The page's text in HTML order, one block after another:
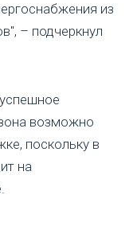
из
– подчеркнул
возможно
поскольку в
на